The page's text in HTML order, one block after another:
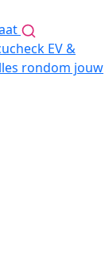
EV &
rondom jouw